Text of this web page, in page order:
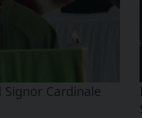
Signor Cardinale